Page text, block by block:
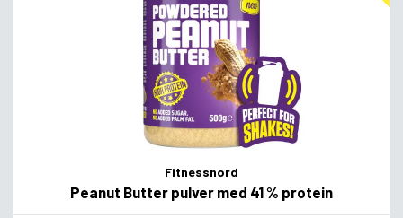
Fitnessnord
Peanut Butter pulver med 41 % protein